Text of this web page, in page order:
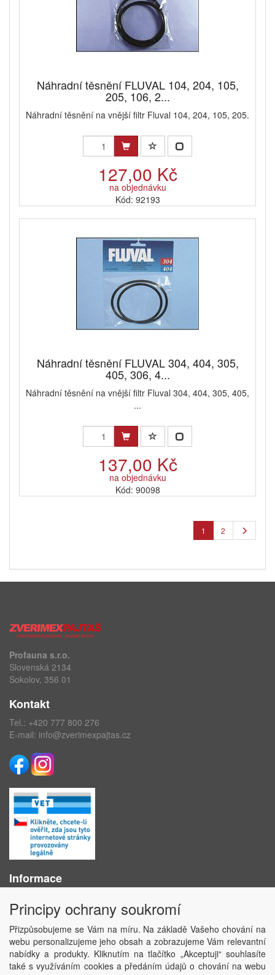
Náhradní těsnění FLUVAL 104, 204, 105,
205, 106, 2...
Náhradní těsnění na vnější filtr Fluval 104, 204, 105, 205.
127,00 Kč
na objednávku
Kód: 92193
Náhradní těsnění FLUVAL 304, 404, 305,
405, 306, 4...
Náhradní těsnění na vnější filtr Fluval 304, 404, 305, 405,
...
137,00 Kč
na objednávku
Kód: 90098
1 2
Profauna s.r.o.
Slovenská 2134
Sokolov, 356 01
Kontakt
Tel.: +420 777 800 276
E-mail: info@zverimexpajtas.cz
Informace
Obchodní podmínky
Ochrana osobních údajů
Kontakt
Losování účtenek
Aktuality
Nastavení soukromí
Principy ochrany soukromí
Přizpůsobujeme se Vám na míru. Na základě Vašeho chování na
webu personalizujeme jeho obsah a zobrazujeme Vám relevantní
nabídky a produkty. Kliknutím na tlačítko „Akceptuji“ souhlasíte
také s využíváním cookies a předáním údajů o chování na webu